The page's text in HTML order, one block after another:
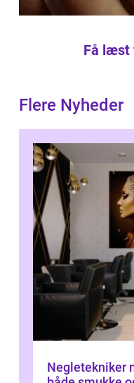
Få læst
Flere Nyheder
Negletekniker når dine negle skal være